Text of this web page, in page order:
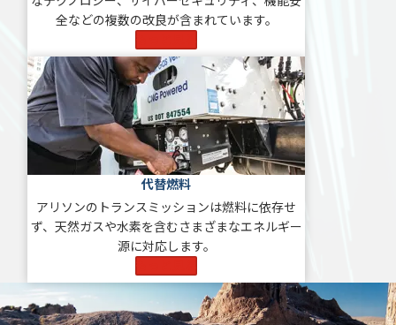
全などの複数の改良が含まれています。
代替燃料
アリソンのトランスミッションは燃料に依存せ
ず、天然ガスや水素を含むさまざまなエネルギー
源に対応します。